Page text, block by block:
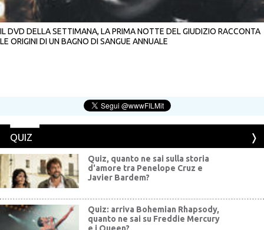
IL DVD DELLA SETTIMANA, LA PRIMA NOTTE DEL GIUDIZIO RACCONTA
LE ORIGINI DI UN BAGNO DI SANGUE ANNUALE
QUIZ
Quiz, quanto ne sai sulla storia
d'amore tra Penelope Cruz e
Javier Bardem?
Quiz: arriva Bohemian Rhapsody,
quanto ne sai su Freddie Mercury